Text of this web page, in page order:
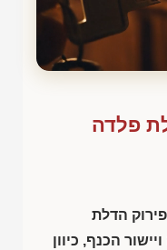
פלדה
הדלת
הכנף, כיוון